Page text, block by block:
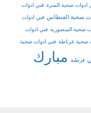
ادوات صحية السرة فني ادوات
صحية الفنطاس فني ادوات
صحية المنصورية فني ادوات
صحية غرناطة فني ادوات صحية
قرطبة مبارك